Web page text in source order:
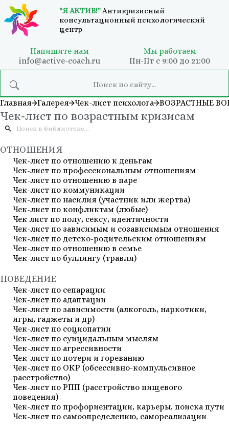
"Я АКТИВ!"Антикризисный
консультационный психологический
центр
Напишите нам
info@active-coach.ru
Мы работаем
Пн-Пт с 9:00 до 21:00
Главная Галерея Чек-лист психолога ВОЗРАСТНЫЕ
Чек-лист по возрастным кризисам
ОТНОШЕНИЯ
Чек-лист по отношению к деньгам
Чек-лист по профессиональным отношениям
Чек-лист по отношению в паре
Чек-лист по коммуникации
Чек-лист по насилия (участник или жертва)
Чек-лист по конфликтам (любые)
Чек лист по полу, сексу, идентичности
Чек-лист по зависимым и созависимым отношения
Чек-лист по детско-родительским отношениям
Чек-лист по отношению в семье
Чек-лист по буллингу (травля)
ПОВЕДЕНИЕ
Чек-лист по сепарации
Чек-лист по адаптации
Чек-лист по зависимости (алкоголь, наркотики,
игры, гаджеты и др)
Чек-лист по социопатии
Чек-лист по суицидальным мыслям
Чек-лист по агрессивности
Чек-лист по потери и гореванию
Чек-лист по ОКР (обсессивно-компульсивное
расстройство)
Чек-лист по РПП (расстройство пищевого
поведения)
Чек-лист по профориентации, карьеры, поиска пути
Чек-лист по самоопределению, самореализации